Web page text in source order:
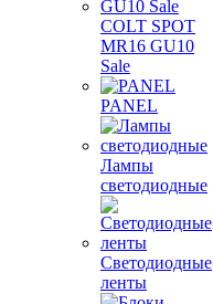
COLT SPOT
MR16 GU10
Sale
PANEL
Лампы
светодиодные
Светодиодные
ленты